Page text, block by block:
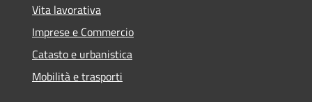
Vita lavorativa
Imprese e Commercio
Catasto e urbanistica
Mobilità e trasporti